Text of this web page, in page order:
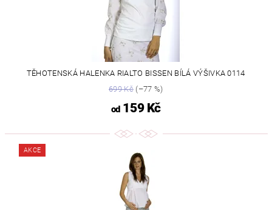
TĚHOTENSKÁ HALENKA RIALTO BISSEN BÍLÁ VÝŠIVKA 0114
699 Kč(–77 %)
od159 Kč
AKCE